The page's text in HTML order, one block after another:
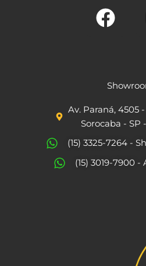
c
e
b
o
o
Av. Paraná, 4505
Sorocaba - SP
(15) 3325-7264 -
(15) 3019-7900 -